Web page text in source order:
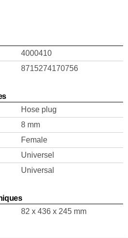
4000410
8715274170756
Hose plug
8 mm
Female
Universel
Universal
82 x 436 x 245 mm